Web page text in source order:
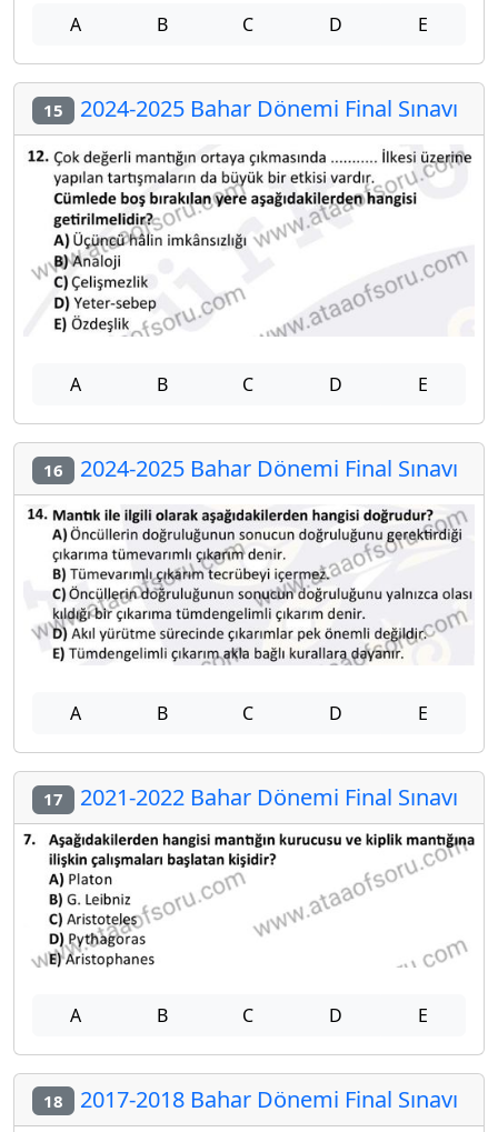
A B C D E
15 2024-2025 Bahar Dönemi Final Sınavı
A B C D E
16 2024-2025 Bahar Dönemi Final Sınavı
A B C D E
17 2021-2022 Bahar Dönemi Final Sınavı
A B C D E
18 2017-2018 Bahar Dönemi Final Sınavı